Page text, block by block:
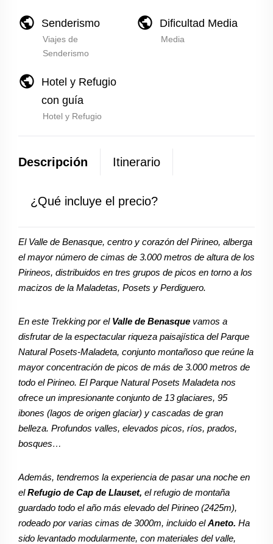
public Senderismo
Viajes de
Senderismo
public Dificultad Media
Media
public
Hotel y Refugio
con guía
Hotel y Refugio
Descripción Itinerario
¿Qué incluye el precio?
El Valle de Benasque, centro y corazón del Pirineo, alberga
el mayor número de cimas de 3.000 metros de altura de los
Pirineos, distribuidos en tres grupos de picos en torno a los
macizos de la Maladetas, Posets y Perdiguero.
En este Trekking por el Valle de Benasque vamos a
disfrutar de la espectacular riqueza paisajística del Parque
Natural Posets-Maladeta, conjunto montañoso que reúne la
mayor concentración de picos de más de 3.000 metros de
todo el Pirineo. El Parque Natural Posets Maladeta nos
ofrece un impresionante conjunto de 13 glaciares, 95
ibones (lagos de origen glaciar) y cascadas de gran
belleza. Profundos valles, elevados picos, ríos, prados,
bosques…
Además, tendremos la experiencia de pasar una noche en
elRefugio de Cap de Llauset, el refugio de montaña
guardado todo el año más elevado del Pirineo (2425m),
rodeado por varias cimas de 3000m, incluido elAneto. Ha
sido levantado modularmente, con materiales del valle,